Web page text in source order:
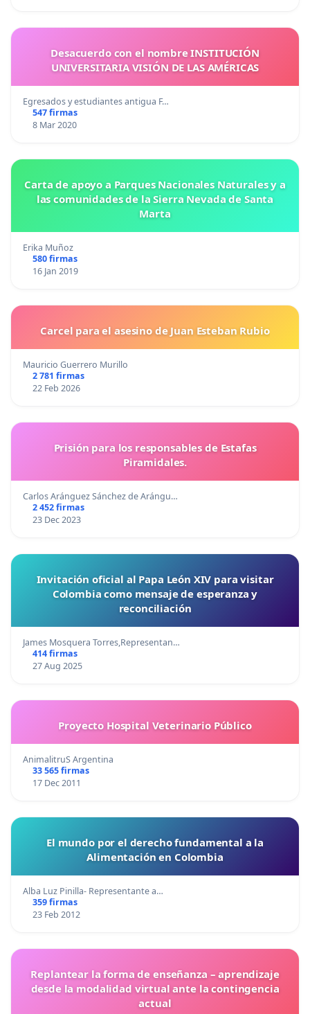
Desacuerdo con el nombre INSTITUCIÓN
UNIVERSITARIA VISIÓN DE LAS AMÉRICAS
Egresados y estudiantes antigua F…
547 firmas
8 Mar 2020
Carta de apoyo a Parques Nacionales Naturales y a
las comunidades de la Sierra Nevada de Santa
Marta
Erika Muñoz
580 firmas
16 Jan 2019
Carcel para el asesino de Juan Esteban Rubio
Mauricio Guerrero Murillo
2 781 firmas
22 Feb 2026
Prisión para los responsables de Estafas
Piramidales.
Carlos Aránguez Sánchez de Arángu…
2 452 firmas
23 Dec 2023
Invitación oficial al Papa León XIV para visitar
Colombia como mensaje de esperanza y
reconciliación
James Mosquera Torres,Representan…
414 firmas
27 Aug 2025
Proyecto Hospital Veterinario Público
AnimalitruS Argentina
33 565 firmas
17 Dec 2011
El mundo por el derecho fundamental a la
Alimentación en Colombia
Alba Luz Pinilla- Representante a…
359 firmas
23 Feb 2012
Replantear la forma de enseñanza – aprendizaje
desde la modalidad virtual ante la contingencia
actual